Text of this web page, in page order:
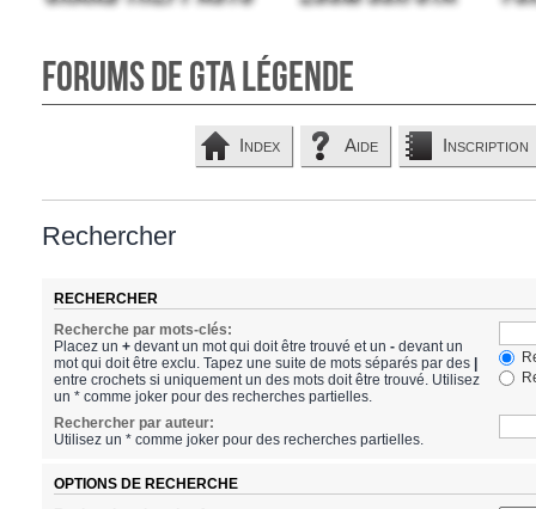
Forums de GTA Légende
Index Aide Inscription
Rechercher
RECHERCHER
Recherche par mots-clés:
Placez un +devant un mot qui doit être trouvé et un -devant un
mot qui doit être exclu. Tapez une suite de mots séparés par des
entre crochets si uniquement un des mots doit être trouvé. Utilisez
un * comme joker pour des recherches partielles.
Rechercher par auteur:
Utilisez un * comme joker pour des recherches partielles.
OPTIONS DE RECHERCHE